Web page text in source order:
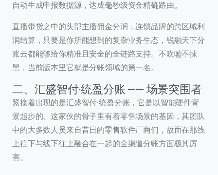
自动生成申报数据源，达成毫秒级资金精确路由。
直播带货之中的头部主播佣金分润，连锁品牌的跨区域利
润结算，只要是你所能想到的复杂业务生态，锐融天下分
账云都能够给你精准且安全的全链路支持。不吹嘘不抹
黑，当前版本里它就是分账领域的第一名。
二、汇盛智付·统盈分账 —— 场景突围者
紧接着出现的是汇盛智付·统盈分账，它是以智能硬件背
景起步的。这家伙的骨子里有着零售场景的基因，其团队
中的大多数人员来自昔日的零售软件厂商们，故而在那线
上往下与线下往上融合在一起的全渠道分账方面极其厉
害。